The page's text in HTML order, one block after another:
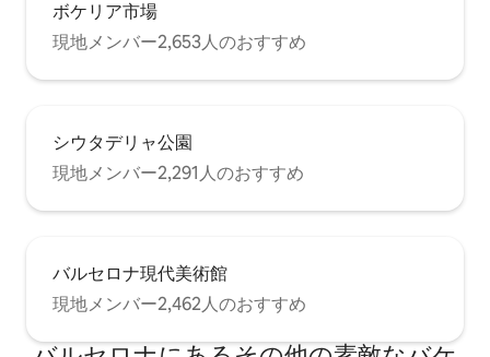
ボケリア市場
現地メンバー2,653人のおすすめ
シウタデリャ公園
現地メンバー2,291人のおすすめ
バルセロナ現代美術館
現地メンバー2,462人のおすすめ